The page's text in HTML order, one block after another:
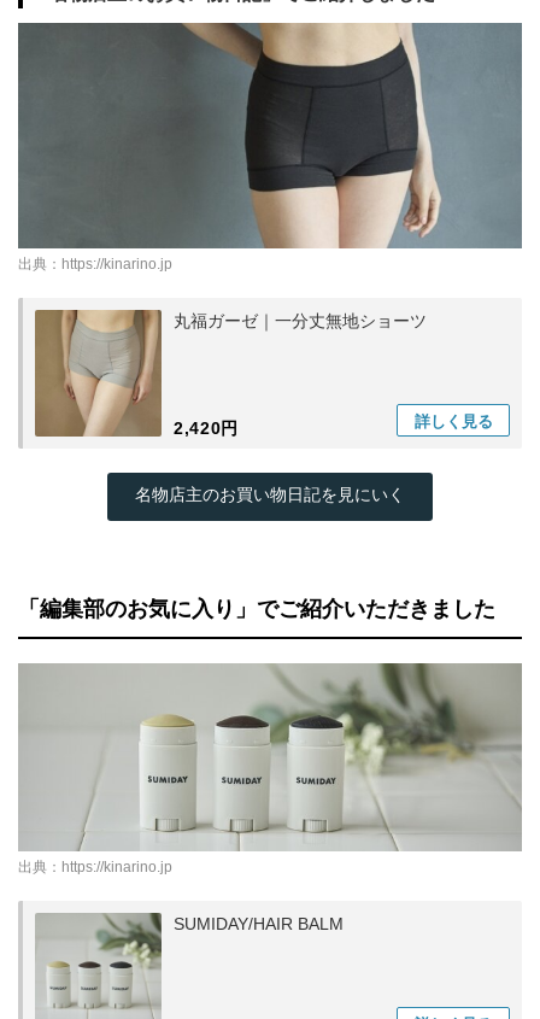
出典： https://kinarino.jp
丸福ガーゼ｜一分丈無地ショーツ
2,420円 詳しく 見る
名物店主のお買い物日記を見にいく
「編集部のお気に入り」でご紹介いただきました
出典： https://kinarino.jp
SUMIDAY/HAIR BALM